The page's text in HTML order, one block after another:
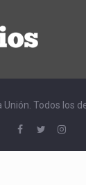
Todos los